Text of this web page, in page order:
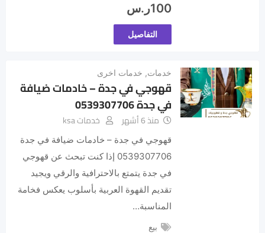
100ر.س
التفاصيل
خدمات, خدمات اخرى
قهوجي في جدة – خادمات ضيافة
في جدة 0539307706
منذ 6 أشهر خدمات ksa
قهوجي في جدة – خادمات ضيافة في جدة
0539307706 إذا كنت تبحث عن قهوجي
في جدة يتمتع بالاحترافية والرقي ويجيد
تقديم القهوة العربية بأسلوب يعكس فخامة
المناسبة…
بيع